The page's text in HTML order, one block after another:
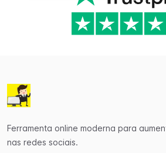
Ferramenta online moderna para
nas redes sociais.